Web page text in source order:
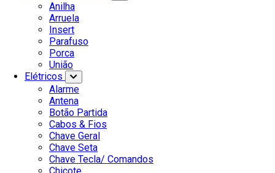
Anilha
Arruela
Insert
Parafuso
Porca
União
Elétricos
Alarme
Antena
Botão Partida
Cabos & Fios
Chave Geral
Chave Seta
Chave Tecla/ Comandos